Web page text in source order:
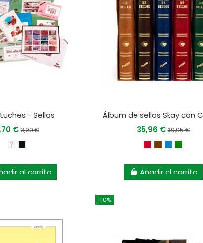
- Sellos
€3,00 €
al carrito
Álbum de sellos Skay con
35,96 €39,95 €
Añadir al carrito
-10%